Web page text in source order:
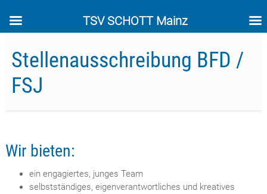
Skip
contentStellenausschreibung BFD /
FSJ
Wir bieten:
ein engagiertes, junges Team
selbstständiges, eigenverantwortliches und kreatives
TSV SCHOTT Mainz